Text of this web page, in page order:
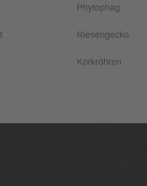
Phytophag
Riesengecko
Korkröhren